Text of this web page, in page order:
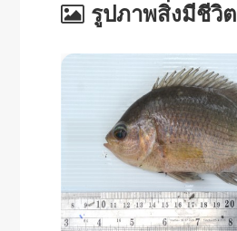
รูปภาพสิ่งมีชีวิต